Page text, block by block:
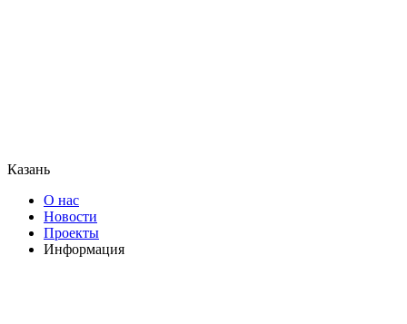
Казань
О нас
Новости
Проекты
Информация